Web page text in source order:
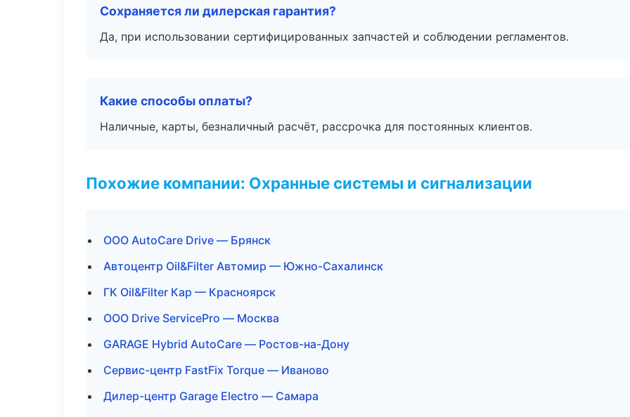
Сохраняется ли дилерская гарантия?
Да, при использовании сертифицированных запчастей и соблюдении регламентов.
Какие способы оплаты?
Наличные, карты, безналичный расчёт, рассрочка для постоянных клиентов.
Похожие компании: Охранные системы и сигнализации
ООО AutoCare Drive — Брянск
Автоцентр Oil&Filter Автомир — Южно-Сахалинск
ГК Oil&Filter Кар — Красноярск
ООО Drive ServicePro — Москва
GARAGE Hybrid AutoCare — Ростов-на-Дону
Сервис-центр FastFix Torque — Иваново
Дилер-центр Garage Electro — Самара